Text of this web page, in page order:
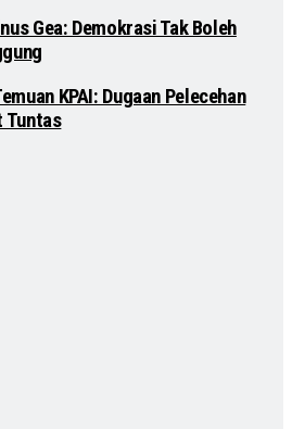
Gea: Demokrasi Tak Boleh
KPAI: Dugaan Pelecehan
Tuntas